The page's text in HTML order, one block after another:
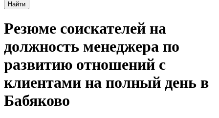
Найти
Резюме соискателей на
должность менеджера по
развитию отношений с
клиентами на полный день в
Бабяково